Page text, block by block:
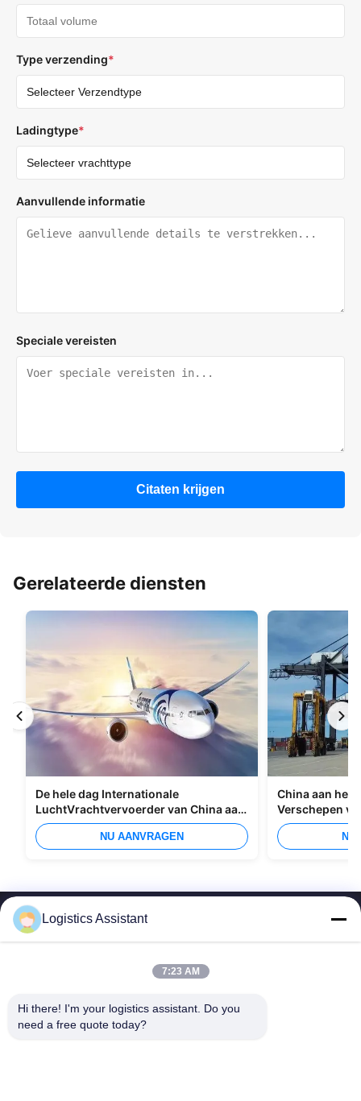
Type verzending*
Ladingtype*
Aanvullende informatie
Speciale vereisten
Citaten krijgen
Gerelateerde diensten
De hele dag Internationale
LuchtVrachtvervoerder van China aan
Manilla
NU AANVRAGEN
China aan het
Verschepen
Overzees
NU
Logistics Assistant
7:23 AM
Hi there! I'm your logistics assistant. Do you
need a free quote today?